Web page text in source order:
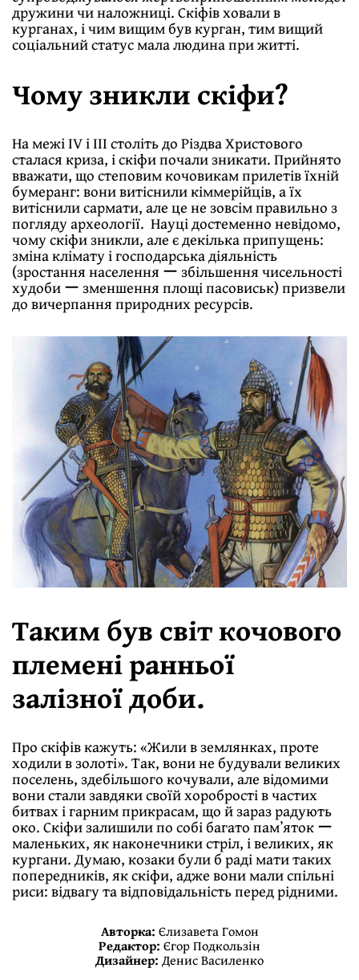
дружини чи наложницi. Скіфів ховали в
курганах, i чим вищим був курган, тим вищий
соціальний статус мала людина при житті.
Чому зникли скіфи?
На межі IV і III століть до Різдва Христового
сталася криза, i скiфи почали зникати. Прийнято
вважати, що степовим кочовикам прилетів їхній
бумеранг: вони витіснили кіммерійців, а їх
витіснили сармати, але це не зовсім правильно з
погляду археології. Науці достеменно невідомо,
чому скіфи зникли, але є декілька припущень:
зміна клімату і господарська дiяльнiсть
(зростання населення ー збiльшення чисельності
худоби ー зменшення площі пасовиськ) призвели
до вичерпання природних ресурсiв.
Таким був світ кочового
племені ранньої
залізної доби.
Про скіфів кажуть: «Жили в землянках, проте
ходили в золотi». Так, вони не будували великих
поселень, здебiльшого кочували, але вiдомими
вони стали завдяки своїй хоробростi в частих
битвах і гарним прикрасам, що й зараз радують
око. Скіфи залишили по собі багато памʼяток ー
маленьких, як наконечники стрiл, i великих, як
кургани. Думаю, козаки були б радi мати таких
попередників, як скiфи, адже вони мали спільні
риси: відвагу та відповідальність перед рідними.
Авторка: Єлизавета Гомон
Редактор: Єгор Подкользін
Дизайнер: Денис Василенко